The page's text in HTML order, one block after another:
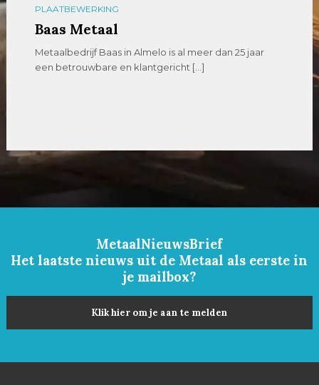
PLAATBEWERKING
Baas Metaal
Metaalbedrijf Baas in Almelo is al meer dan 25 jaar
een betrouwbare en klantgericht […]
MetaalNieuwsBrief
Het laatste nieuws uit de Metaal als eerste in
je mailbox?
Klik hier om je aan te melden